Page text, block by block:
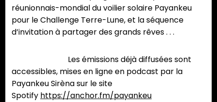
réunionnais-mondial du voilier solaire Payankeu
pour le Challenge Terre-Lune, et la séquence
d’invitation à partager des grands rêves . . .
Les émissions déjà diffusées sont
accessibles, mises en ligne en podcast par la
Payankeu Sirèna sur le site
Spotify https://anchor.fm/payankeu